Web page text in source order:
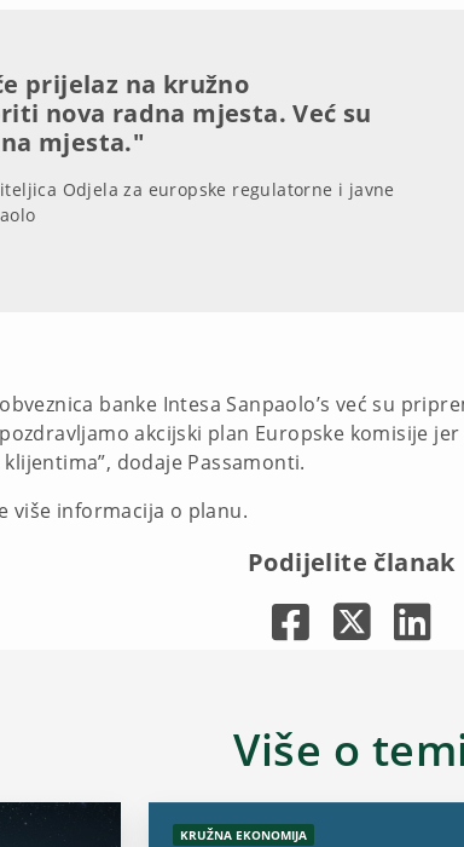
prijelaz na kružno
nova radna mjesta. Već su
mjesta."
Odjela za europske regulatorne i javne
banke Intesa Sanpaolo’s već su
akcijski plan Europske komisije
dodaje Passamonti.
više informacija o planu.
Podijelite članak
Više o
KRUŽNA EKONOMIJA